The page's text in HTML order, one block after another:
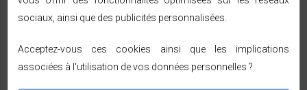
FICHE TECHNIQUE
sociaux, ainsi que des publicités personnalisées.
Acceptez-vous ces cookies ainsi que les implications
associées à l'utilisation de vos données personnelles ?